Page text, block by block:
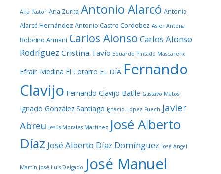
Ana Pastor Ana Zurita Antonio Alarcó Antonio
Alarcó Hernández Antonio Castro Cordobez Asier Antona
Bolorino Armani Carlos Alonso Carlos Alonso
Rodríguez Cristina Tavío Eduardo Pintado Mascareño
Efraín Medina El Cotarro EL DÍA Fernando
Clavijo Fernando Clavijo Batlle Gustavo Matos
Ignacio González Santiago Ignacio López Puech Javier
Abreu Jesús Morales Martínez José Alberto
Díaz José Alberto Díaz Domínguez José Angel
Martín José Luis Delgado José Manuel